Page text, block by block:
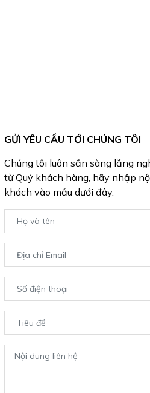
GỬI YÊU CẦU TỚI CHÚNG TÔI
Chúng tôi luôn sẵn sàng lắng
từ Quý khách hàng, hãy nhập
khách vào mẫu dưới đây.